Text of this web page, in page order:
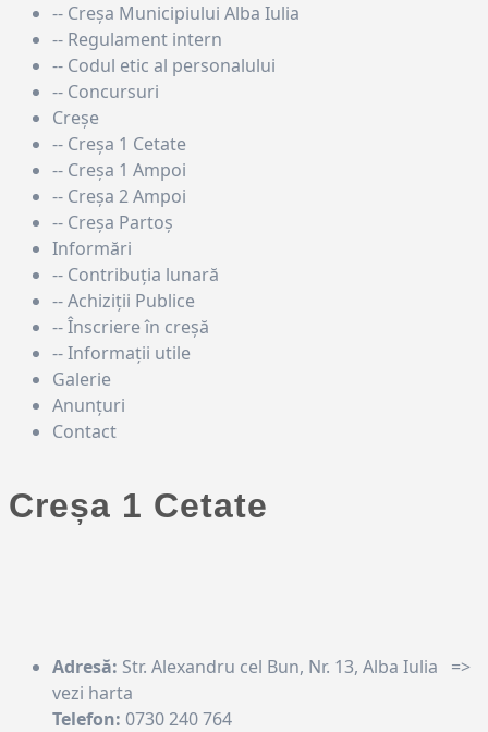
-- Creșa Municipiului Alba Iulia
-- Regulament intern
-- Codul etic al personalului
-- Concursuri
Creșe
-- Creșa 1 Cetate
-- Creșa 1 Ampoi
-- Creșa 2 Ampoi
-- Creșa Partoș
Informări
-- Contribuţia lunară
-- Achiziţii Publice
-- Înscriere în creşă
-- Informații utile
Galerie
Anunțuri
Contact
Creșa 1 Cetate
Adresă: Str. Alexandru cel Bun, Nr. 13, Alba Iulia =>
vezi harta
Telefon: 0730 240 764